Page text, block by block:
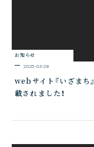
お知らせ
2025-03-28
webサイト『いざまち
載されました！